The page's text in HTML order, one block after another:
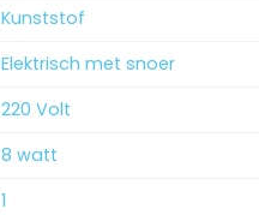
‎Kunststof
‎Elektrisch met snoer
‎220 Volt
‎8 watt
‎1